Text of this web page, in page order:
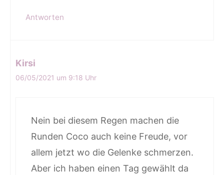
Antworten
Kirsi
06/05/2021 um 9:18 Uhr
Nein bei diesem Regen machen die
Runden Coco auch keine Freude, vor
allem jetzt wo die Gelenke schmerzen.
Aber ich haben einen Tag gewählt da